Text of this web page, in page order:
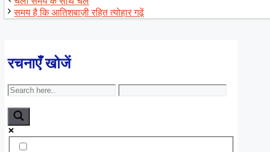
समय है कि आतिशबाज़ी रहित त्योहार गढ़ें
रचनाएँ खोजें